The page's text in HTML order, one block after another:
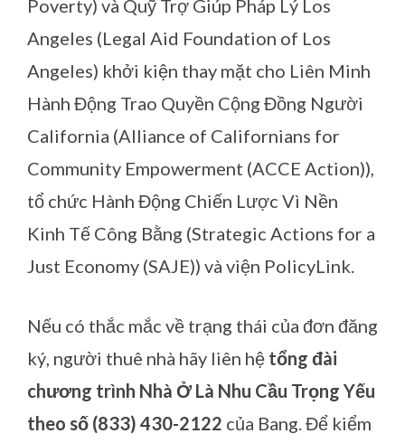
Poverty) và Quỹ Trợ Giúp Pháp Lý Los
Angeles (Legal Aid Foundation of Los
Angeles) khởi kiện thay mặt cho Liên Minh
Hành Động Trao Quyền Cộng Đồng Người
California (Alliance of Californians for
Community Empowerment (ACCE Action)),
tổ chức Hành Động Chiến Lược Vì Nền
Kinh Tế Công Bằng (Strategic Actions for a
Just Economy (SAJE)) và viện PolicyLink.
Nếu có thắc mắc về trạng thái của đơn đăng
ký, người thuê nhà hãy liên hệ tổng đài
chương trình Nhà Ở Là Nhu Cầu Trọng Yếu
theo số (833) 430-2122 của Bang. Để kiểm